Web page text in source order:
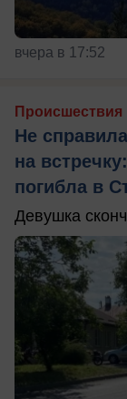
вчера в 17:52
Происшествия
Не
на
погибла в
Девушка